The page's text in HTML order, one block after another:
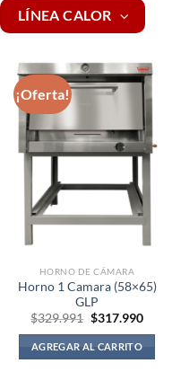
LÍNEA CALOR
¡Oferta!
HORNO DE CÁMARA
Horno 1 Camara (58×65)
GLP
$329.991 El
original
era:
$329.991.
$317.990El
es:
AGREGAR AL CARRITO